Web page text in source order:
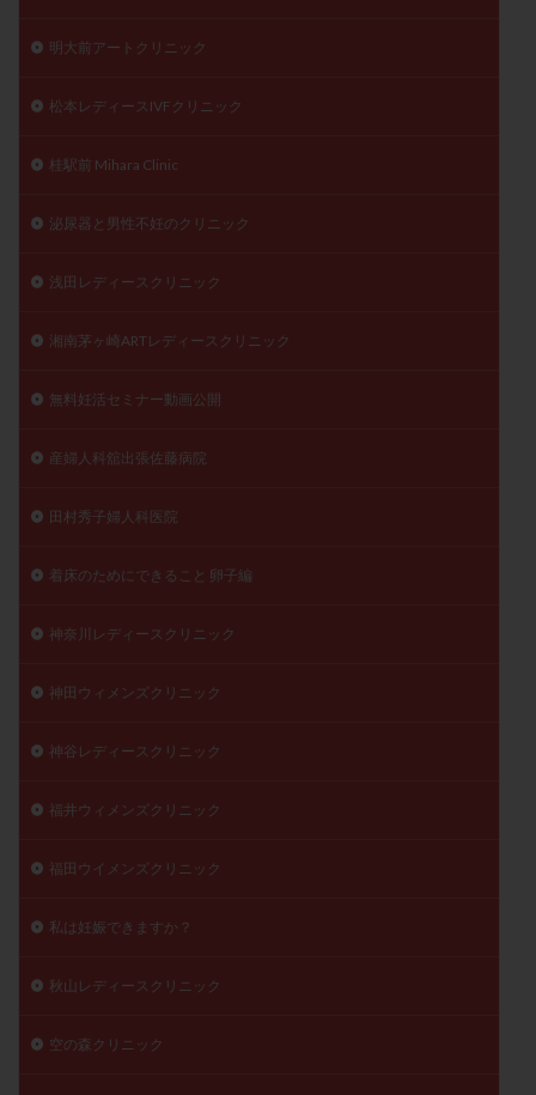
明大前アートクリニック
松本レディースIVFクリニック
桂駅前 Mihara Clinic
泌尿器と男性不妊のクリニック
浅田レディースクリニック
湘南茅ヶ崎ARTレディースクリニック
無料妊活セミナー動画公開
産婦人科舘出張佐藤病院
田村秀子婦人科医院
着床のためにできること 卵子編
神奈川レディースクリニック
神田ウィメンズクリニック
神谷レディースクリニック
福井ウィメンズクリニック
福田ウイメンズクリニック
私は妊娠できますか？
秋山レディースクリニック
空の森クリニック